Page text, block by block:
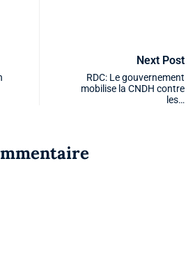
Next Post
RDC: Le gouvernement
mobilise la CNDH contre
les…